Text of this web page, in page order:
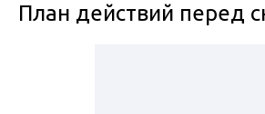
План действий перед